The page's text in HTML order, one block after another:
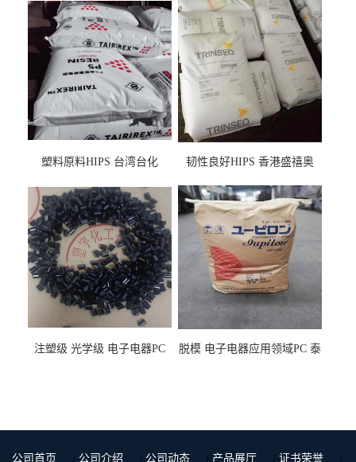
塑料原料HIPS 台湾台化
用料
韧性良好HIPS 香港盛禧奥
注塑级 光学级 电子电器PC
脱模 电子电器应用领域PC 泰
公司首页 | 公司介绍 | 公司动态 | 产品展厅 | 证书荣誉 |